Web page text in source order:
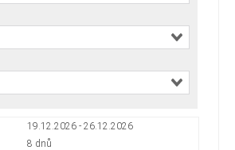
19.12.2026 - 26.12.2026
8 dnů